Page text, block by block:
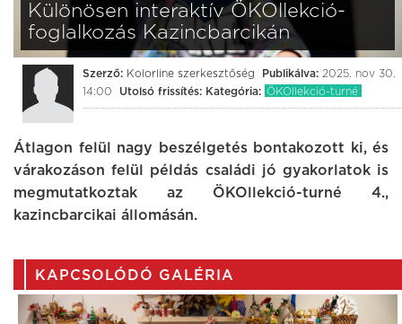
Különösen interaktív ÖKOllekció-
foglalkozás Kazincbarcikán
Szerző: Kolorline szerkesztőség Publikálva: 2025. nov 30.
14:00
Utolsó frissítés: Kategória: ÖKOllekció-turné
Átlagon felül nagy beszélgetés bontakozott ki, és
várakozáson felül példás családi jó gyakorlatok is
megmutatkoztak az ÖKOllekció-turné 4.,
kazincbarcikai állomásán.
KAPCSOLÓDÓ GALÉRIA